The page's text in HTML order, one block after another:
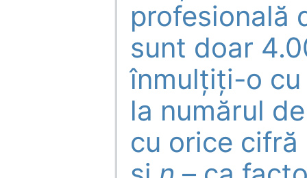
profesională
sunt doar
înmulțiți-o
la numărul
cu orice